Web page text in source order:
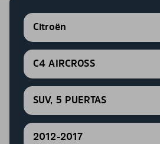
Citroën
C4 AIRCROSS
SUV, 5 PUERTAS
2012-2017